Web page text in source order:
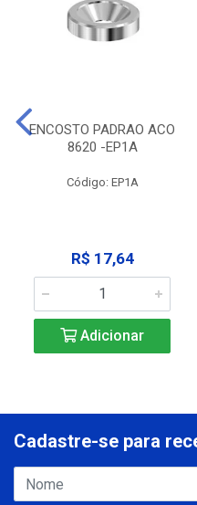
ENCOSTO PADRAO ACO
8620 -EP1A
Código: EP1A
R$ 17,64
Adicionar
Cadastre-se para